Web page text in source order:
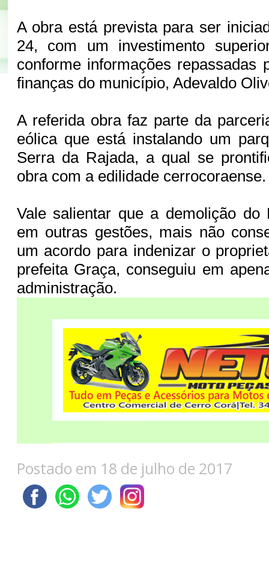
A obra está prevista para ser
24, com um investimento
conforme informações repassadas
finanças do município, Adevaldo
A referida obra faz parte da
eólica que está instalando um
Serra da Rajada, a qual se
obra com a edilidade
Vale salientar que a demolição do
em outras gestões, mais não
um acordo para indenizar o
prefeita Graça, conseguiu em
administração.
Postado em 18 de julho de 2017